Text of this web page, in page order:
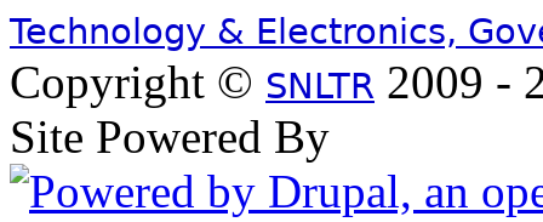
Technology & Electronics,
Copyright © SNLTR 2009 -
Site Powered By